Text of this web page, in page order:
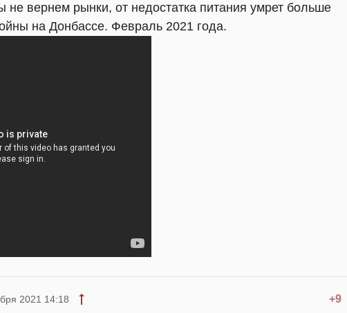
вернем рынки, от недостатка питания умрет больше
на Донбассе. Февраль 2021 года.
+9
2021 14:18